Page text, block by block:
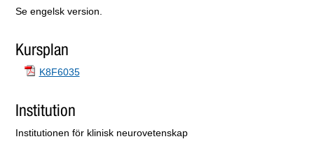
Se engelsk version.
Kursplan
K8F6035
Institution
Institutionen för klinisk neurovetenskap